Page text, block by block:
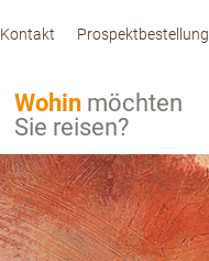
Wohin möchten
Sie reisen?
Kontakt Prospektbestellung